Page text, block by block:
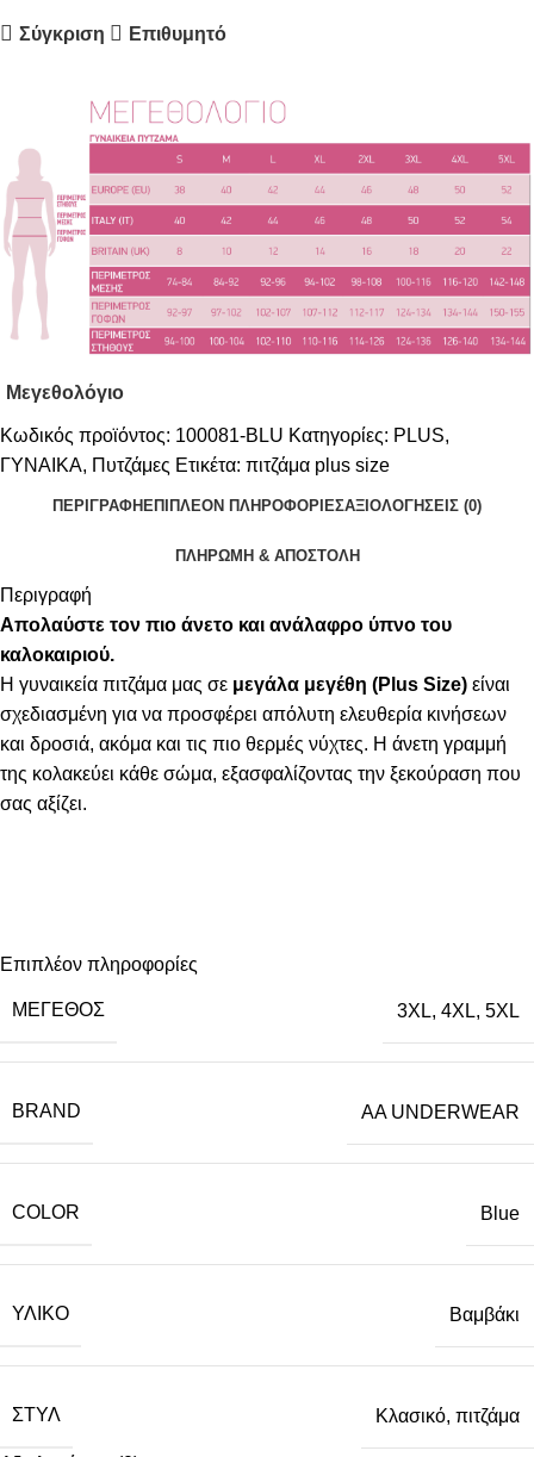
Σύγκριση Επιθυμητό
Μεγεθολόγιο
Κωδικός προϊόντος: 100081-BLU Κατηγορίες: PLUS,
ΓΥΝΑΙΚΑ, Πυτζάμες Ετικέτα: πιτζάμα plus size
ΠΕΡΙΓΡΑΦΉ ΕΠΙΠΛΈΟΝ ΠΛΗΡΟΦΟΡΊΕΣΑΞΙΟΛΟΓΉΣΕΙΣ (0)
ΠΛΗΡΩΜΗ & ΑΠΟΣΤΟΛΗ
Περιγραφή
Απολαύστε τον πιο άνετο και ανάλαφρο ύπνο του
καλοκαιριού.
Η γυναικεία πιτζάμα μας σε μεγάλα μεγέθη (Plus Size) είναι
σχεδιασμένη για να προσφέρει απόλυτη ελευθερία κινήσεων
και δροσιά, ακόμα και τις πιο θερμές νύχτες. Η άνετη γραμμή
της κολακεύει κάθε σώμα, εξασφαλίζοντας την ξεκούραση που
σας αξίζει.
Επιπλέον πληροφορίες
ΜΈΓΕΘΟΣ 3XL, 4XL, 5XL
BRAND AA UNDERWEAR
COLOR Blue
ΥΛΙΚΌ Βαμβάκι
ΣΤΥΛ Κλασικό, πιτζάμα